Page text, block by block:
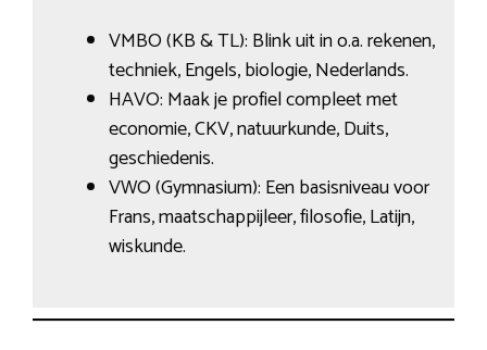
VMBO (KB & TL): Blink uit in o.a. rekenen,
techniek, Engels, biologie, Nederlands.
HAVO: Maak je profiel compleet met
economie, CKV, natuurkunde, Duits,
geschiedenis.
VWO (Gymnasium): Een basisniveau voor
Frans, maatschappijleer, filosofie, Latijn,
wiskunde.